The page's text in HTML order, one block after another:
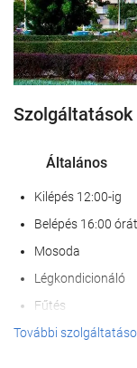
Szolgáltatások
Általános
Kilépés 12:00-ig
Belépés 16:00
Mosoda
Légkondicionáló
Fűtés
Lift
További